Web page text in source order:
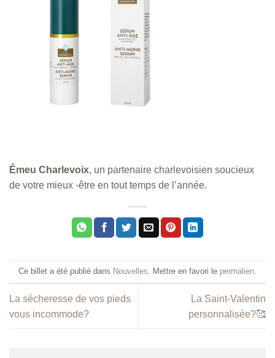
Émeu Charlevoix, un partenaire charlevoisien soucieux
de votre mieux -être en tout temps de l’année.
Ce billet a été publié dans Nouvelles . Mettre en favori le permalien
La sécheresse de vos pieds
vous incommode?
La Saint-Valentin
personnalisée?🥰